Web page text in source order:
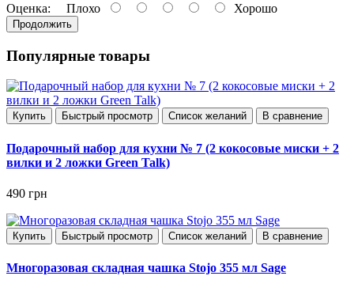
Оценка: Плохо Хорошо
Продолжить
Популярные товары
Купить Быстрый просмотр Список желаний В сравнение
Подарочный набор для кухни № 7 (2 кокосовые миски + 2
вилки и 2 ложки Green Talk)
490 грн
Купить Быстрый просмотр Список желаний В сравнение
Многоразовая складная чашка Stojo 355 мл Sage